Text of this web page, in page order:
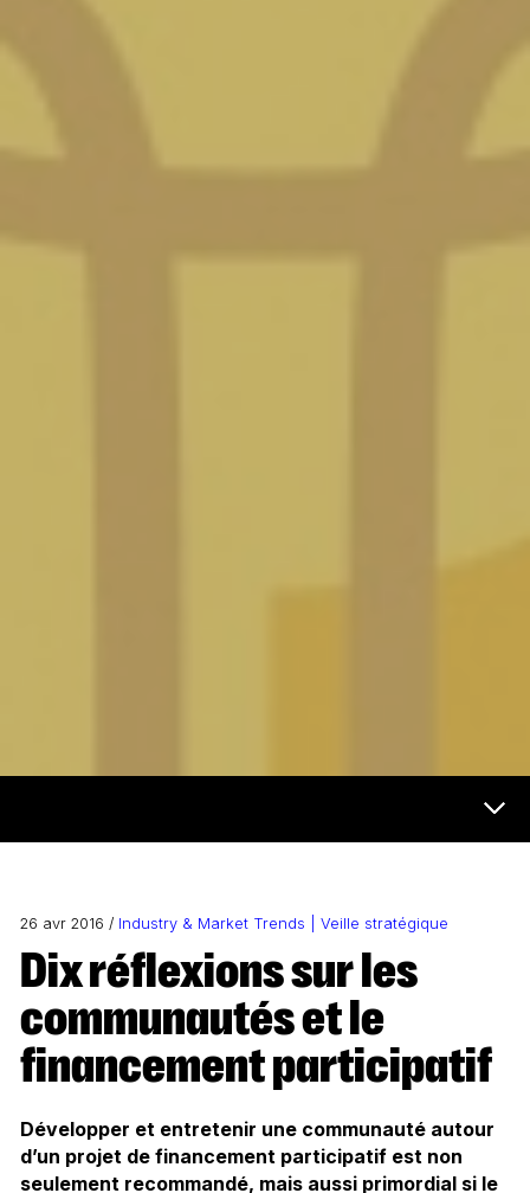
26 avr 2016 / Industry & Market Trends | Veille stratégique
Dix réflexions sur les
communautés et le
financement participatif
Développer et entretenir une communauté autour
d’un projet de financement participatif est non
seulement recommandé, mais aussi primordial si le